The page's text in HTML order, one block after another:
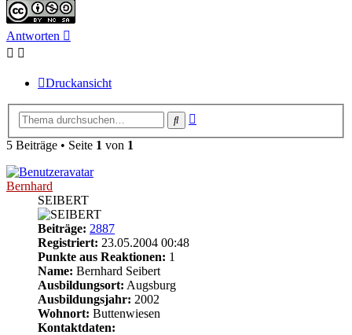
Antworten
Druckansicht
Suche
5 Beiträge • Seite 1 von 1
Bernhard
SEIBERT
Beiträge: 2887
Registriert: 23.05.2004 00:48
Punkte aus Reaktionen: 1
Name: Bernhard Seibert
Ausbildungsort: Augsburg
Ausbildungsjahr: 2002
Wohnort: Buttenwiesen
Kontaktdaten: